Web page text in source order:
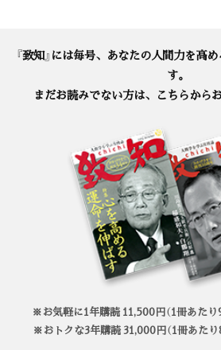
『致知』には毎号、あなたの人間力を高
す。
まだお読みでない方は、こちらから
※お気軽に1年購読 11,500円（1冊あたり
※おトクな3年購読 31,000円（1冊あたり